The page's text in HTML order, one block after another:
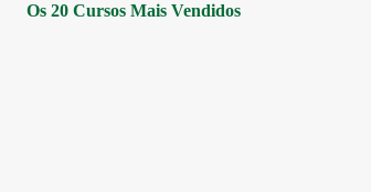
Os 20 Cursos Mais Vendidos